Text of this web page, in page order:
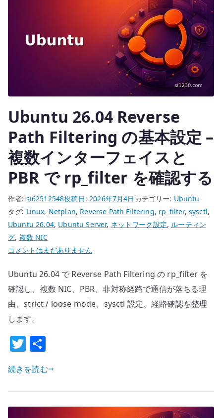
用
で
INFO
へ
変
更
し
理
由
へ
の
Ubuntu 26.04 Reverse
Path Filtering の基本設定 –
複数インターフェイスと
PBR で rp_filter を確認する
作者: si62512548投稿日: 2026年7月4日 カテゴリー: Ubuntu
タグ: Linux, Netplan, Reverse Path Filtering, rp_filter, sysctl,
Ubuntu 26.04, Ubuntu Server, ネットワーク設定, ルーティン
グ, 複数 NIC
Ubuntu
Reverse
Path
Filtering
の
本
設
定
複
コメントはまだありません
Ubuntu 26.04 で Reverse Path Filtering の rp_filter を
確認し、複数 NIC、PBR、非対称経路で通信が落ちる理
由、strict / loose mode、sysctl 設定、経路確認を整理
します。
T
w
it
te
r
続きを読む